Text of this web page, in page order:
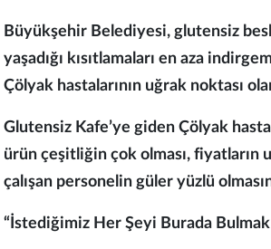
Büyükşehir Belediyesi, glutensiz
yaşadığı kısıtlamaları en aza
Çölyak hastalarının uğrak noktası
Glutensiz Kafe’ye giden Çölyak
ürün çeşitliğin çok olması, fiyatların
çalışan personelin güler yüzlü
“İstediğimiz Her Şeyi Burada